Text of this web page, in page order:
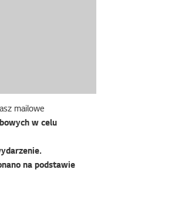
mailowe
w celu
na podstawie